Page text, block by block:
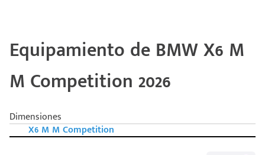
Equipamiento de BMW X6 M
M Competition 2026
Dimensiones
X6 M M Competition